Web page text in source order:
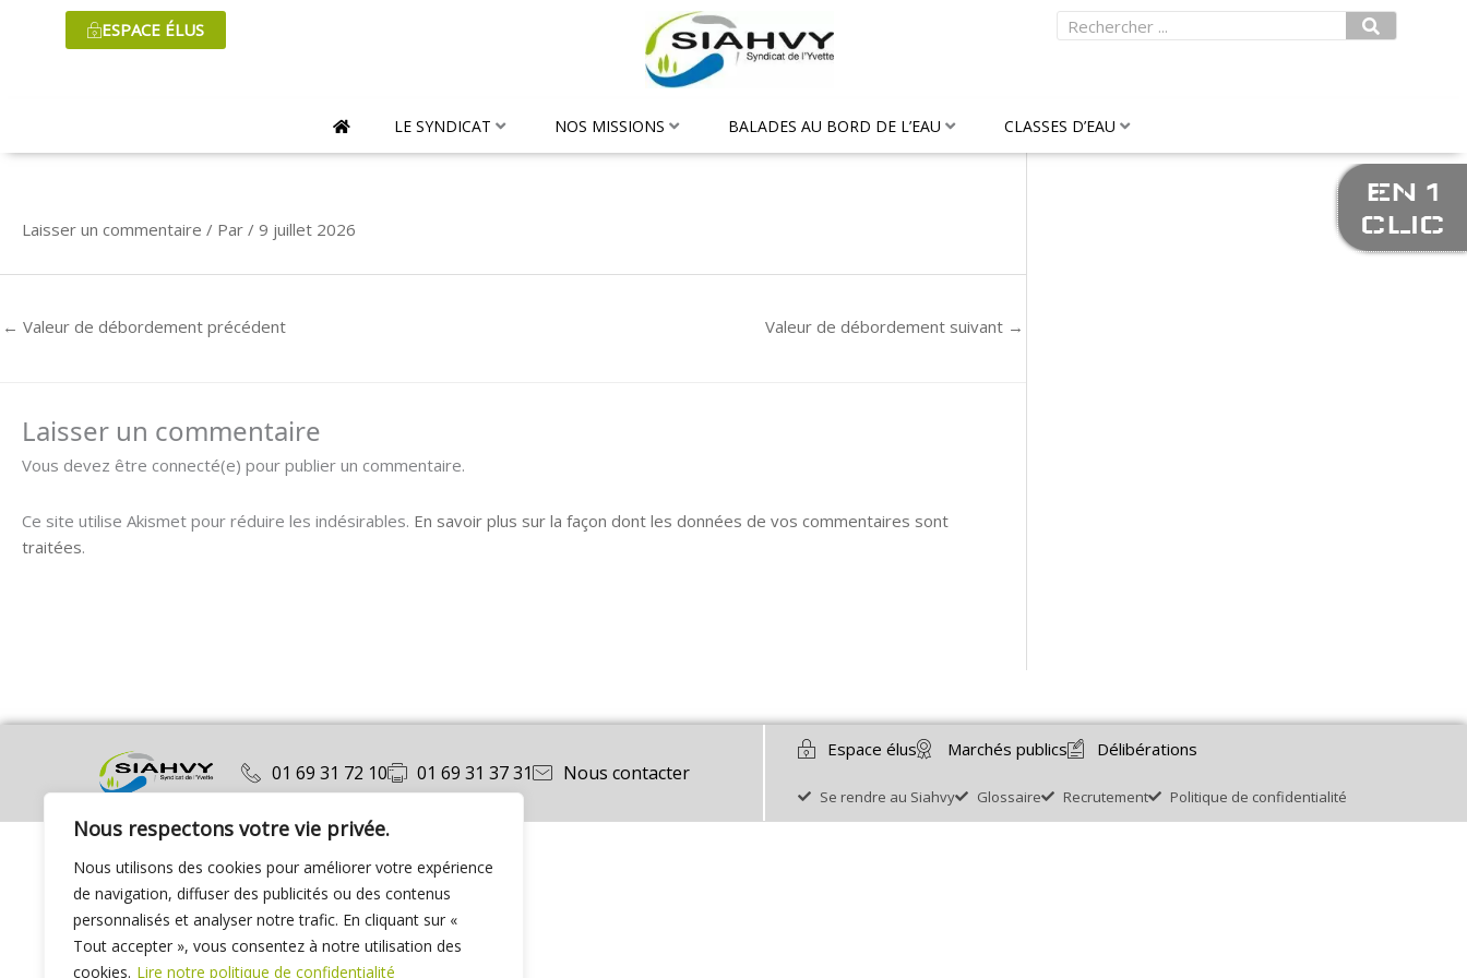
Nous respectons votre vie privée.
Nous utilisons des cookies pour améliorer votre expérience
de navigation, diffuser des publicités ou des contenus
personnalisés et analyser notre trafic. En cliquant sur «
Tout accepter », vous consentez à notre utilisation des
cookies. Lire notre politique de confidentialité
ESPACE ÉLUS Rechercher
LE SYNDICAT NOS MISSIONS BALADES AU BORD DE L’EAU CLASSES D’EAU
Laisser un commentaire / Par / 9 juillet 2026
← Valeur de débordement précédent Valeur de débordement suivant →
Laisser un commentaire
Vous devez être connecté(e) pour publier un commentaire.
Ce site utilise Akismet pour réduire les indésirables. En savoir plus sur la façon dont les données de vos commentaires sont
traitées.
01 69 31 72 10 01 69 31 37 31 Nous contacter
Espace élus Marchés publics Délibérations
Se rendre au Siahvy Glossaire Recrutement Politique de confidentialité
EN 1
CLIC